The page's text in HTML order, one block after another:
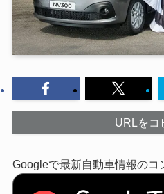
URLをコ
Googleで最新自動車情報のコ